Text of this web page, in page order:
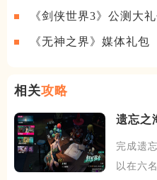
《剑侠世界3》公测大
《无神之界》媒体礼包
相关攻略
遗忘之
完成遗
以在六